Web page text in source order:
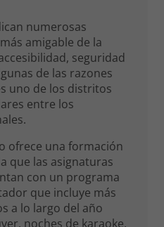
numerosas
amigable de la
seguridad
de las razones
uno de los distritos
entre los
ofrece una formación
que las asignaturas
con un programa
que incluye más
a lo largo del año
noches de karaoke,